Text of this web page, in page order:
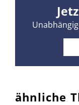
ähnliche